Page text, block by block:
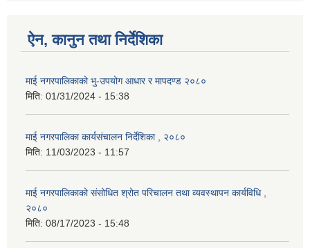
ऐन, कानुन तथा निर्देशिका
माई नगरपालिकाको भु-उपयोग आधार र मापदण्ड २०८०
मिति: 01/31/2024 - 15:38
माई नगरपालिका कार्यसंचालन निर्देशिका , २०८०
मिति: 11/03/2023 - 11:57
माई नगरपालिकाको संसोधित श्रोत परिचालन तथा व्यवस्थापन कार्यविधि ,
२०८०
मिति: 08/17/2023 - 15:48